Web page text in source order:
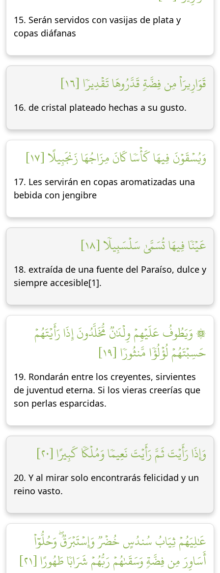
15. Serán servidos con vasijas de plata y
copas diáfanas
قَوَارِيرَاْ مِن فِضَّةٖ قَدَّرُوهَا تَقۡدِيرٗا [١٦]
16. de cristal plateado hechas a su gusto.
وَيُسۡقَوۡنَ فِيهَا كَأۡسٗا كَانَ مِزَاجُهَا زَنجَبِيلًا [١٧]
17. Les servirán en copas aromatizadas una
bebida con jengibre
عَيۡنٗا فِيهَا تُسَمَّىٰ سَلۡسَبِيلٗا [١٨]
18. extraída de una fuente del Paraíso, dulce y
siempre accesible[1].
۞ وَيَطُوفُ عَلَيۡهِمۡ وِلۡدَٰنٞ مُّخَلَّدُونَ إِذَا رَأَيۡتَهُمۡ
حَسِبۡتَهُمۡ لُؤۡلُؤٗا مَّنثُورٗا [١٩]
19. Rondarán entre los creyentes, sirvientes
de juventud eterna. Si los vieras creerías que
son perlas esparcidas.
وَإِذَا رَأَيۡتَ ثَمَّ رَأَيۡتَ نَعِيمٗا وَمُلۡكٗا كَبِيرًا [٢٠]
20. Y al mirar solo encontrarás felicidad y un
reino vasto.
عَٰلِيَهُمۡ ثِيَابُ سُندُسٍ خُضۡرٞ وَإِسۡتَبۡرَقٞۖ وَحُلُّوٓاْ
أَسَاوِرَ مِن فِضَّةٖ وَسَقَىٰهُمۡ رَبُّهُمۡ شَرَابٗا طَهُورًا [٢١]